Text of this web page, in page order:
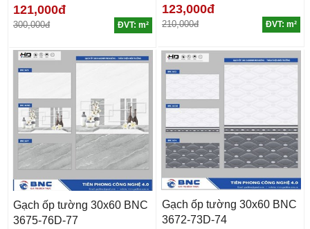
121,000đ
300,000đ ĐVT: m²
123,000đ
210,000đ ĐVT: m²
Gạch ốp tường 30x60 BNC
3675-76D-77
Gạch ốp tường 30x60 BNC
3672-73D-74